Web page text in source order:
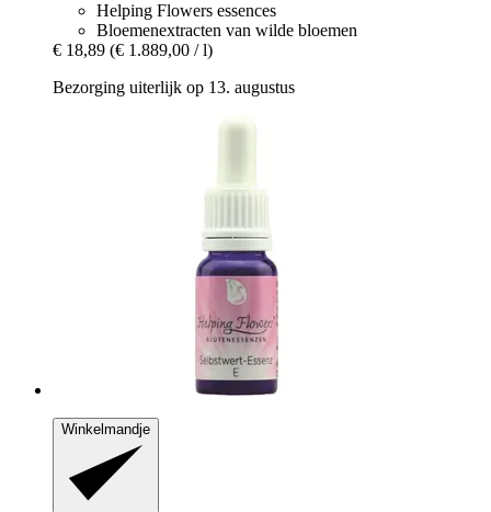
Helping Flowers essences
Bloemenextracten van wilde bloemen
€ 18,89 (€ 1.889,00 / l)
Bezorging uiterlijk op 13. augustus
Winkelmandje